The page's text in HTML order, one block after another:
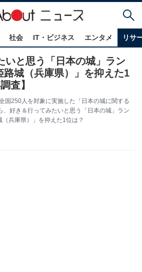
社会 IT・ビジネス エンタメ リサ
いと思う「日本の城」ラン
路城（兵庫県）」を抑えた1
査】
国250人を対象に実施した「日本の城に関する
、好き＆行ってみたいと思う「日本の城」ラン
兵庫県）」を抑えた1位は？